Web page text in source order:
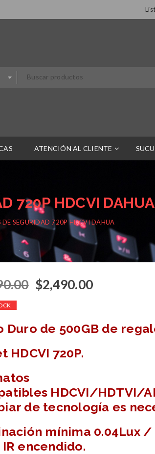
ATENCIÓN AL CLIENTE
720P HDCVI DAHUA
DE SEGURIDAD 720P HDCVI DAHUA
$2,490.00
Duro de 500GB de
HDCVI 720P.
HDCVI/HDTVI/
de tecnología es
mínima 0.04Lux /
IR encendido.